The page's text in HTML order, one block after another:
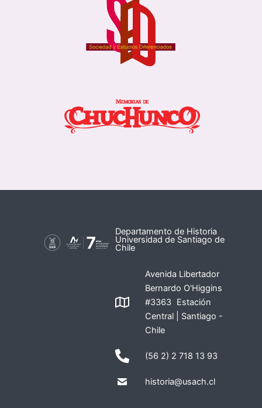
Departamento de Historia
Universidad de Santiago de
Chile
Avenida Libertador
Bernardo O'Higgins
#3363 Estación
Central | Santiago -
Chile
(56 2) 2 718 13 93
historia@usach.cl